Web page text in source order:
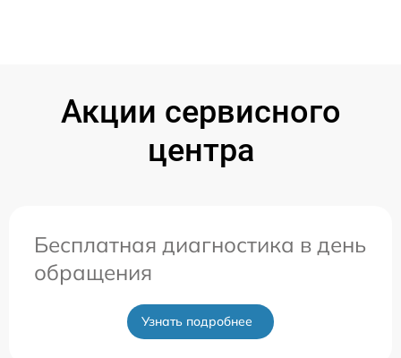
Акции сервисного
центра
Бесплатная диагностика в день
обращения
Узнать подробнее